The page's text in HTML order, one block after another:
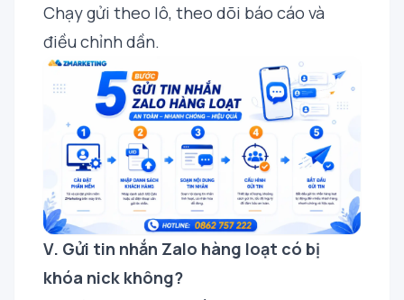
Chạy gửi theo lô, theo dõi báo cáo và
điều chỉnh dần.
V. Gửi tin nhắn Zalo hàng loạt có bị
khóa nick không?